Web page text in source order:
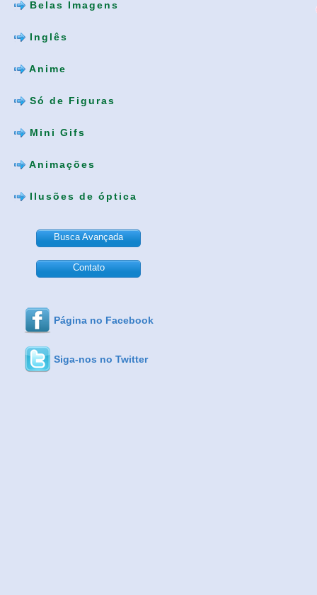
Belas Imagens
Inglês
Anime
Só de Figuras
Mini Gifs
Animações
Ilusões de óptica
Busca Avançada
Contato
Página no Facebook
Siga-nos no Twitter